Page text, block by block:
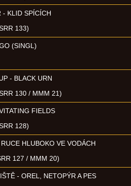
- KLID SPÍCÍCH
133)
(SINGL)
- BLACK URN
130 / MMM 21)
FIELDS
128)
HLUBOKO VE VODÁCH
127 / MMM 20)
- OREL, NETOPÝR A PES